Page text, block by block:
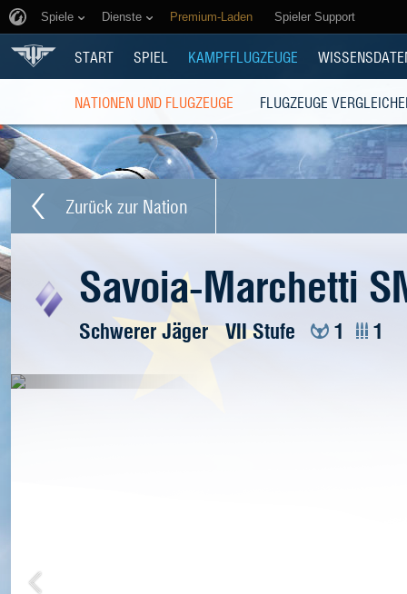
Spiele Dienste Premium-Laden Spieler Support
START SPIEL KAMPFFLUGZEUGE
NATIONEN UND FLUGZEUGE FLUGZEUGE
Zurück zur Nation
Savoia-Marchetti
Schwerer Jäger VII Stufe 1 1